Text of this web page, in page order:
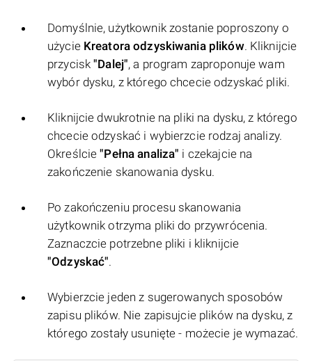
Domyślnie, użytkownik zostanie poproszony o
użycie Kreatora odzyskiwania plików. Kliknijcie
przycisk"Dalej", a program zaproponuje wam
wybór dysku, z którego chcecie odzyskać pliki.
Kliknijcie dwukrotnie na pliki na dysku, z którego
chcecie odzyskać i wybierzcie rodzaj analizy.
Określcie"Pełna analiza" i czekajcie na
zakończenie skanowania dysku.
Po zakończeniu procesu skanowania
użytkownik otrzyma pliki do przywrócenia.
Zaznaczcie potrzebne pliki i kliknijcie
"Odzyskać".
Wybierzcie jeden z sugerowanych sposobów
zapisu plików. Nie zapisujcie plików na dysku, z
którego zostały usunięte - możecie je wymazać.